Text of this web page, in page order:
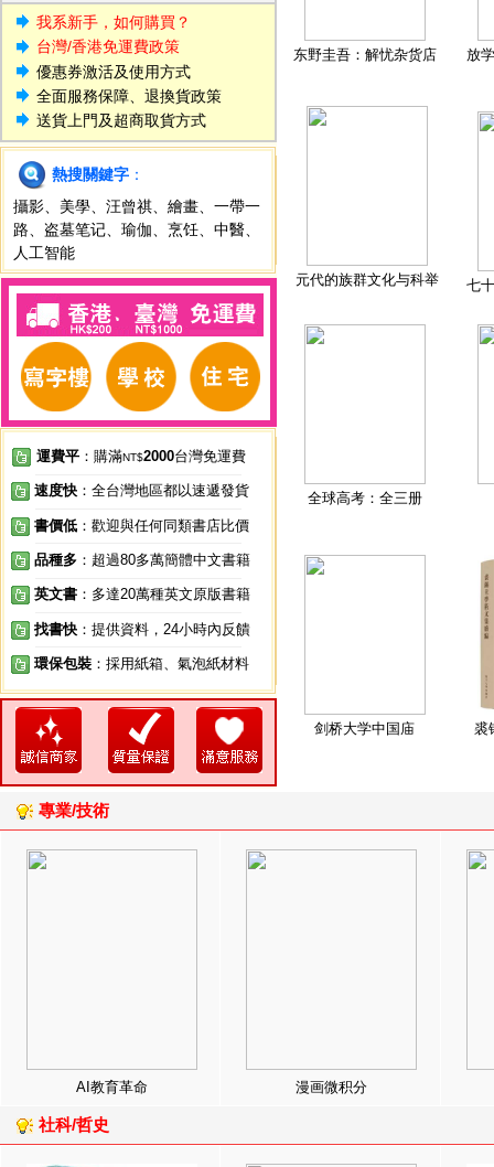
我系新手，如何購買？
台灣/香港免運費政策
優惠券激活及使用方式
全面服務保障、退換貨政策
送貨上門及超商取貨方式
熱搜關鍵字 ：
攝影
美學 汪曾祺 繪畫
一帶一
路
盗墓笔记 瑜伽 烹饪 中醫
人工智能
運費平 ：購滿NT$2000台灣免運費
速度快 ：全台灣地區都以速遞發貨
書價低 ：歡迎與任何同類書店比價
品種多 ：超過80多萬簡體中文書籍
英文書 ：多達20萬種英文原版書籍
找書快 ：提供資料，24小時內反饋
環保包裝 ：採用紙箱、氣泡紙材料
东野圭吾：解忧杂货店 放
元代的族群文化与科举 七
全球高考：全三册
剑桥大学中国庙 裘
專業/技術
AI教育革命 漫画微积分
社科/哲史